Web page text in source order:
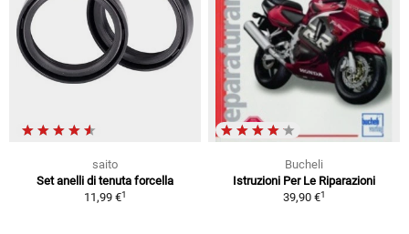
saito
Set anelli di tenuta forcella
11,99 €1
Bucheli
Istruzioni Per Le Riparazioni
39,90 €1